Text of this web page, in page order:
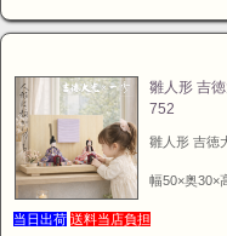
織りの技法の一つで
表現する「織りの着物
異なる色や文様を大き
はそのように織られた
束に多く見られる伝統
複数の色や模様の糸を
雛人形 吉
752
雛人形 吉徳
幅50×奥30×
当日出荷 送料当店負担